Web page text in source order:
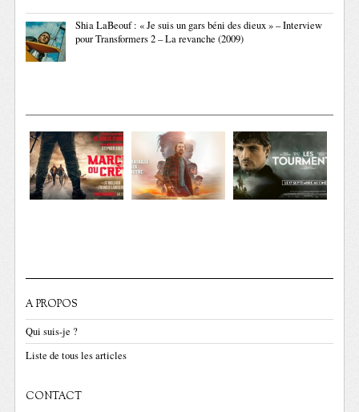
Shia LaBeouf : « Je suis un gars béni des dieux » – Interview
pour Transformers 2 – La revanche (2009)
A PROPOS
Qui suis-je ?
Liste de tous les articles
CONTACT